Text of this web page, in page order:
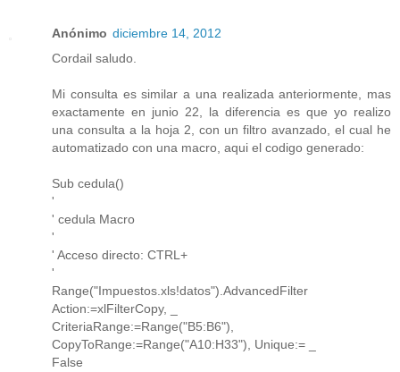
Anónimo diciembre 14, 2012
Cordail saludo.
Mi consulta es similar a una realizada anteriormente, mas
exactamente en junio 22, la diferencia es que yo realizo
una consulta a la hoja 2, con un filtro avanzado, el cual he
automatizado con una macro, aqui el codigo generado:
Sub cedula()
'
' cedula Macro
'
' Acceso directo: CTRL+
'
Range("Impuestos.xls!datos").AdvancedFilter
Action:=xlFilterCopy, _
CriteriaRange:=Range("B5:B6"),
CopyToRange:=Range("A10:H33"), Unique:= _
False